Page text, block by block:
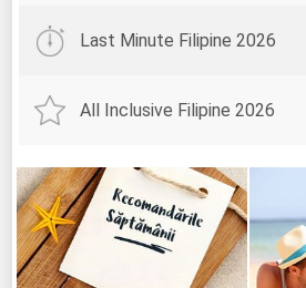
Last Minute Filipine 2026
All Inclusive Filipine 2026